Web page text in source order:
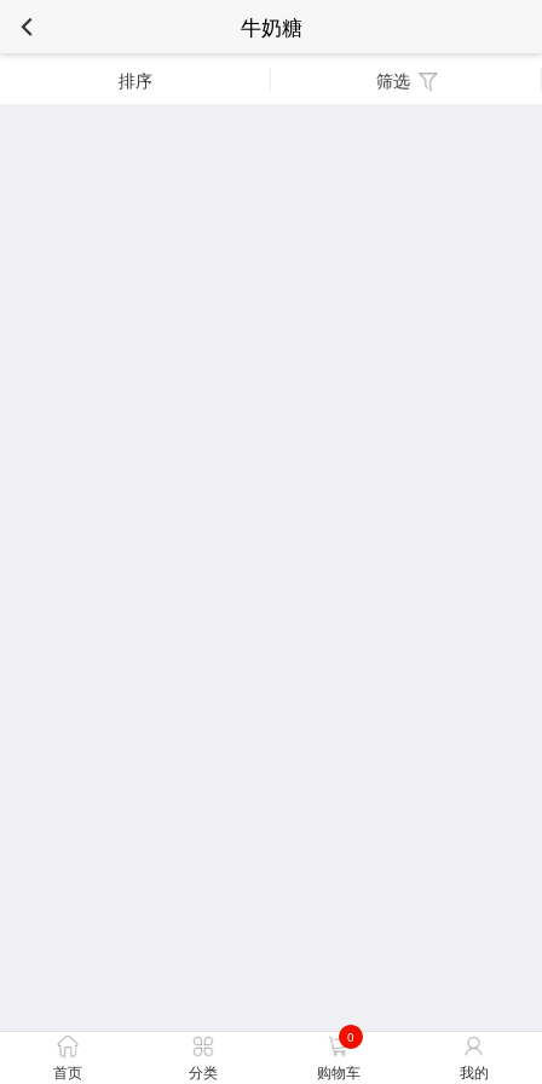
牛奶糖
排序 筛选
首页 分类
0
购物车 我的